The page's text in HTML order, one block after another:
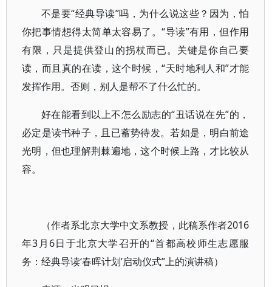
不是要“经典导读”吗，为什么说这些？因为，怕
你把事情想得太简单太容易了。“导读”有用，但作用
有限，只是提供登山的拐杖而已。关键是你自己要
读，而且真的在读，这个时候，“天时地利人和”才能
发挥作用。否则，别人是帮不了什么忙的。
好在能看到以上不怎么励志的“丑话说在先”的，
必定是读书种子，且已蓄势待发。若如是，明白前途
光明，但也理解荆棘遍地，这个时候上路，才比较从
容。
（作者系北京大学中文系教授，此稿系作者2016
年3月6日于北京大学召开的“首都高校师生志愿服
务：经典导读‘春晖计划’启动仪式”上的演讲稿）